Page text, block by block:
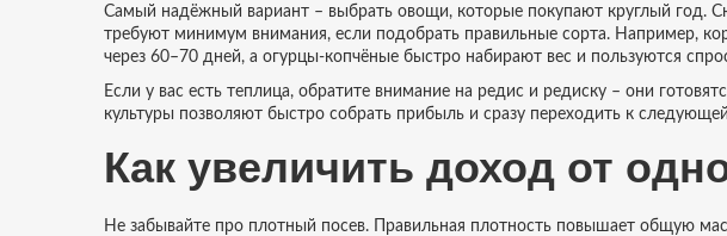
Самый надёжный вариант – выбрать овощи, которые покупают круглый год.
требуют минимум внимания, если подобрать правильные сорта. Например,
через 60–70 дней, а огурцы‑копчёные быстро набирают вес и пользуются
Если у вас есть теплица, обратите внимание на редис и редиску – они
культуры позволяют быстро собрать прибыль и сразу переходить к
Как увеличить доход от
Не забывайте про плотный посев. Правильная плотность повышает общую